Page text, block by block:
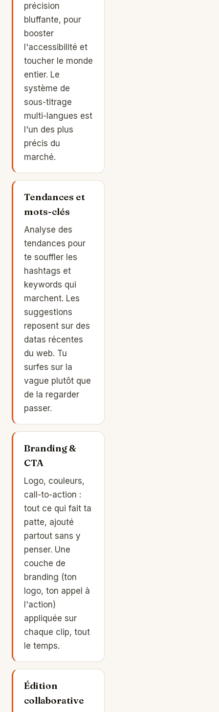
précision
bluffante, pour
booster
l'accessibilité et
toucher le monde
entier. Le
système de
sous-titrage
multi-langues est
l'un des plus
précis du
marché.
Tendances et
mots-clés
Analyse des
tendances pour
te souffler les
hashtags et
keywords qui
marchent. Les
suggestions
reposent sur des
datas récentes
du web. Tu
surfes sur la
vague plutôt que
de la regarder
passer.
Branding &
CTA
Logo, couleurs,
call-to-action :
tout ce qui fait ta
patte, ajouté
partout sans y
penser. Une
couche de
branding (ton
logo, ton appel à
l'action)
appliquée sur
chaque clip, tout
le temps.
Édition
collaborative